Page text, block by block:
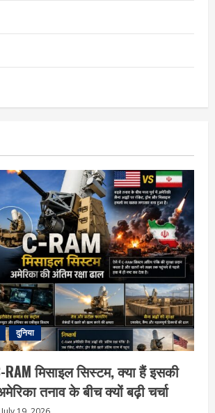
दुनिया
मिसाइल सिस्टम, क्या हैं इसकी
तनाव के बीच क्यों बढ़ी चर्चा